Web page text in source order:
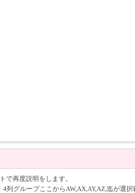
で再度説明をします。
プここからAW,AX,AY,AZ,迄が選択